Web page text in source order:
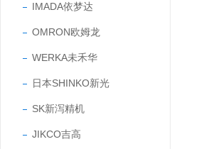
IMADA依梦达
OMRON欧姆龙
WERKA未禾华
日本SHINKO新光
SK新泻精机
JIKCO吉高